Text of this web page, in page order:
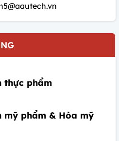
thực phẩm
mỹ phẩm & Hóa mỹ